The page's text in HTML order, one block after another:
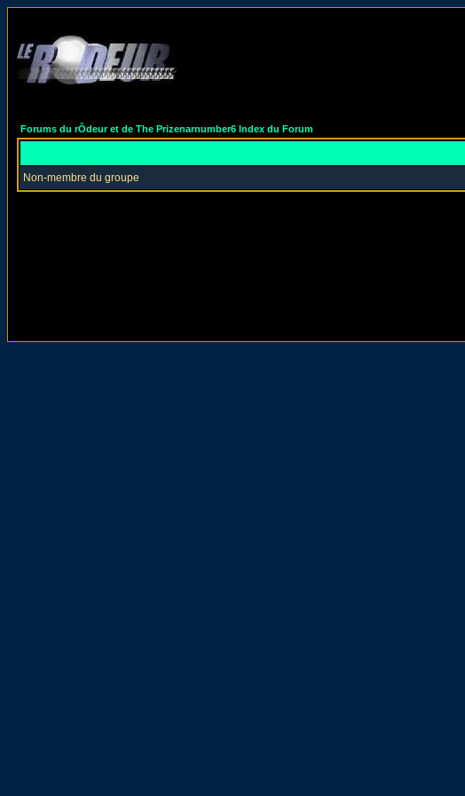
Forums du rÔdeur et de The Prizenarnumber6 Index du Forum
Non-membre du groupe